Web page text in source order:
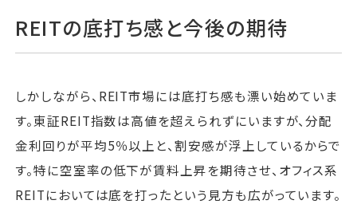
REITの底打ち感と今後の期待
しかしながら、REIT市場には底打ち感も漂い始めていま
す。東証REIT指数は高値を超えられずにいますが、分配
金利回りが平均5％以上と、割安感が浮上しているからで
す。特に空室率の低下が賃料上昇を期待させ、オフィス系
REITにおいては底を打ったという見方も広がっています。